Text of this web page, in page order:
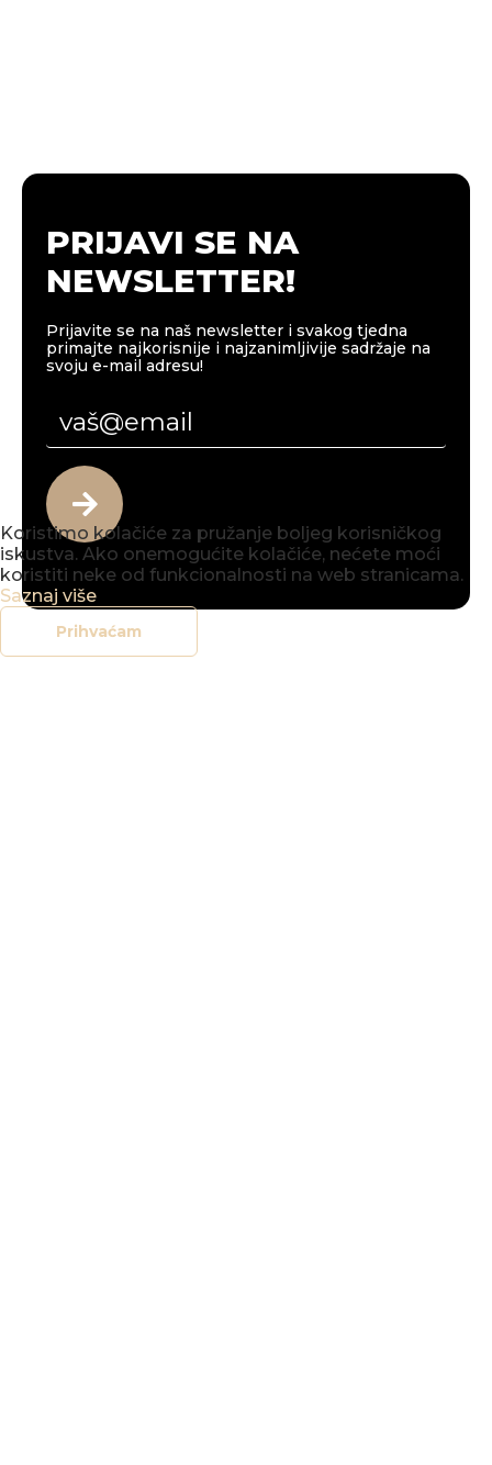
PRIJAVI SE NA
NEWSLETTER!
Prijavite se na naš newsletter i svakog tjedna
primajte najkorisnije i najzanimljivije sadržaje na
svoju e-mail adresu!
Koristimo kolačiće za pružanje boljeg korisničkog
iskustva. Ako onemogućite kolačiće, nećete moći
koristiti neke od funkcionalnosti na web stranicama.
Saznaj više
Prihvaćam